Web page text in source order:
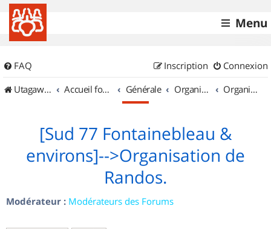
Menu
FAQ Connexion
Inscription
UtagawaVTT (Randos VTT et VTTAE avec traces GPS)
Accueil forum Générale Organisation de sorties & Recherche de partenaires Organisation de sorties en région Île de France
[Sud 77 Fontainebleau &
environs]-->Organisation de
Randos.
Modérateur : Modérateurs des Forums